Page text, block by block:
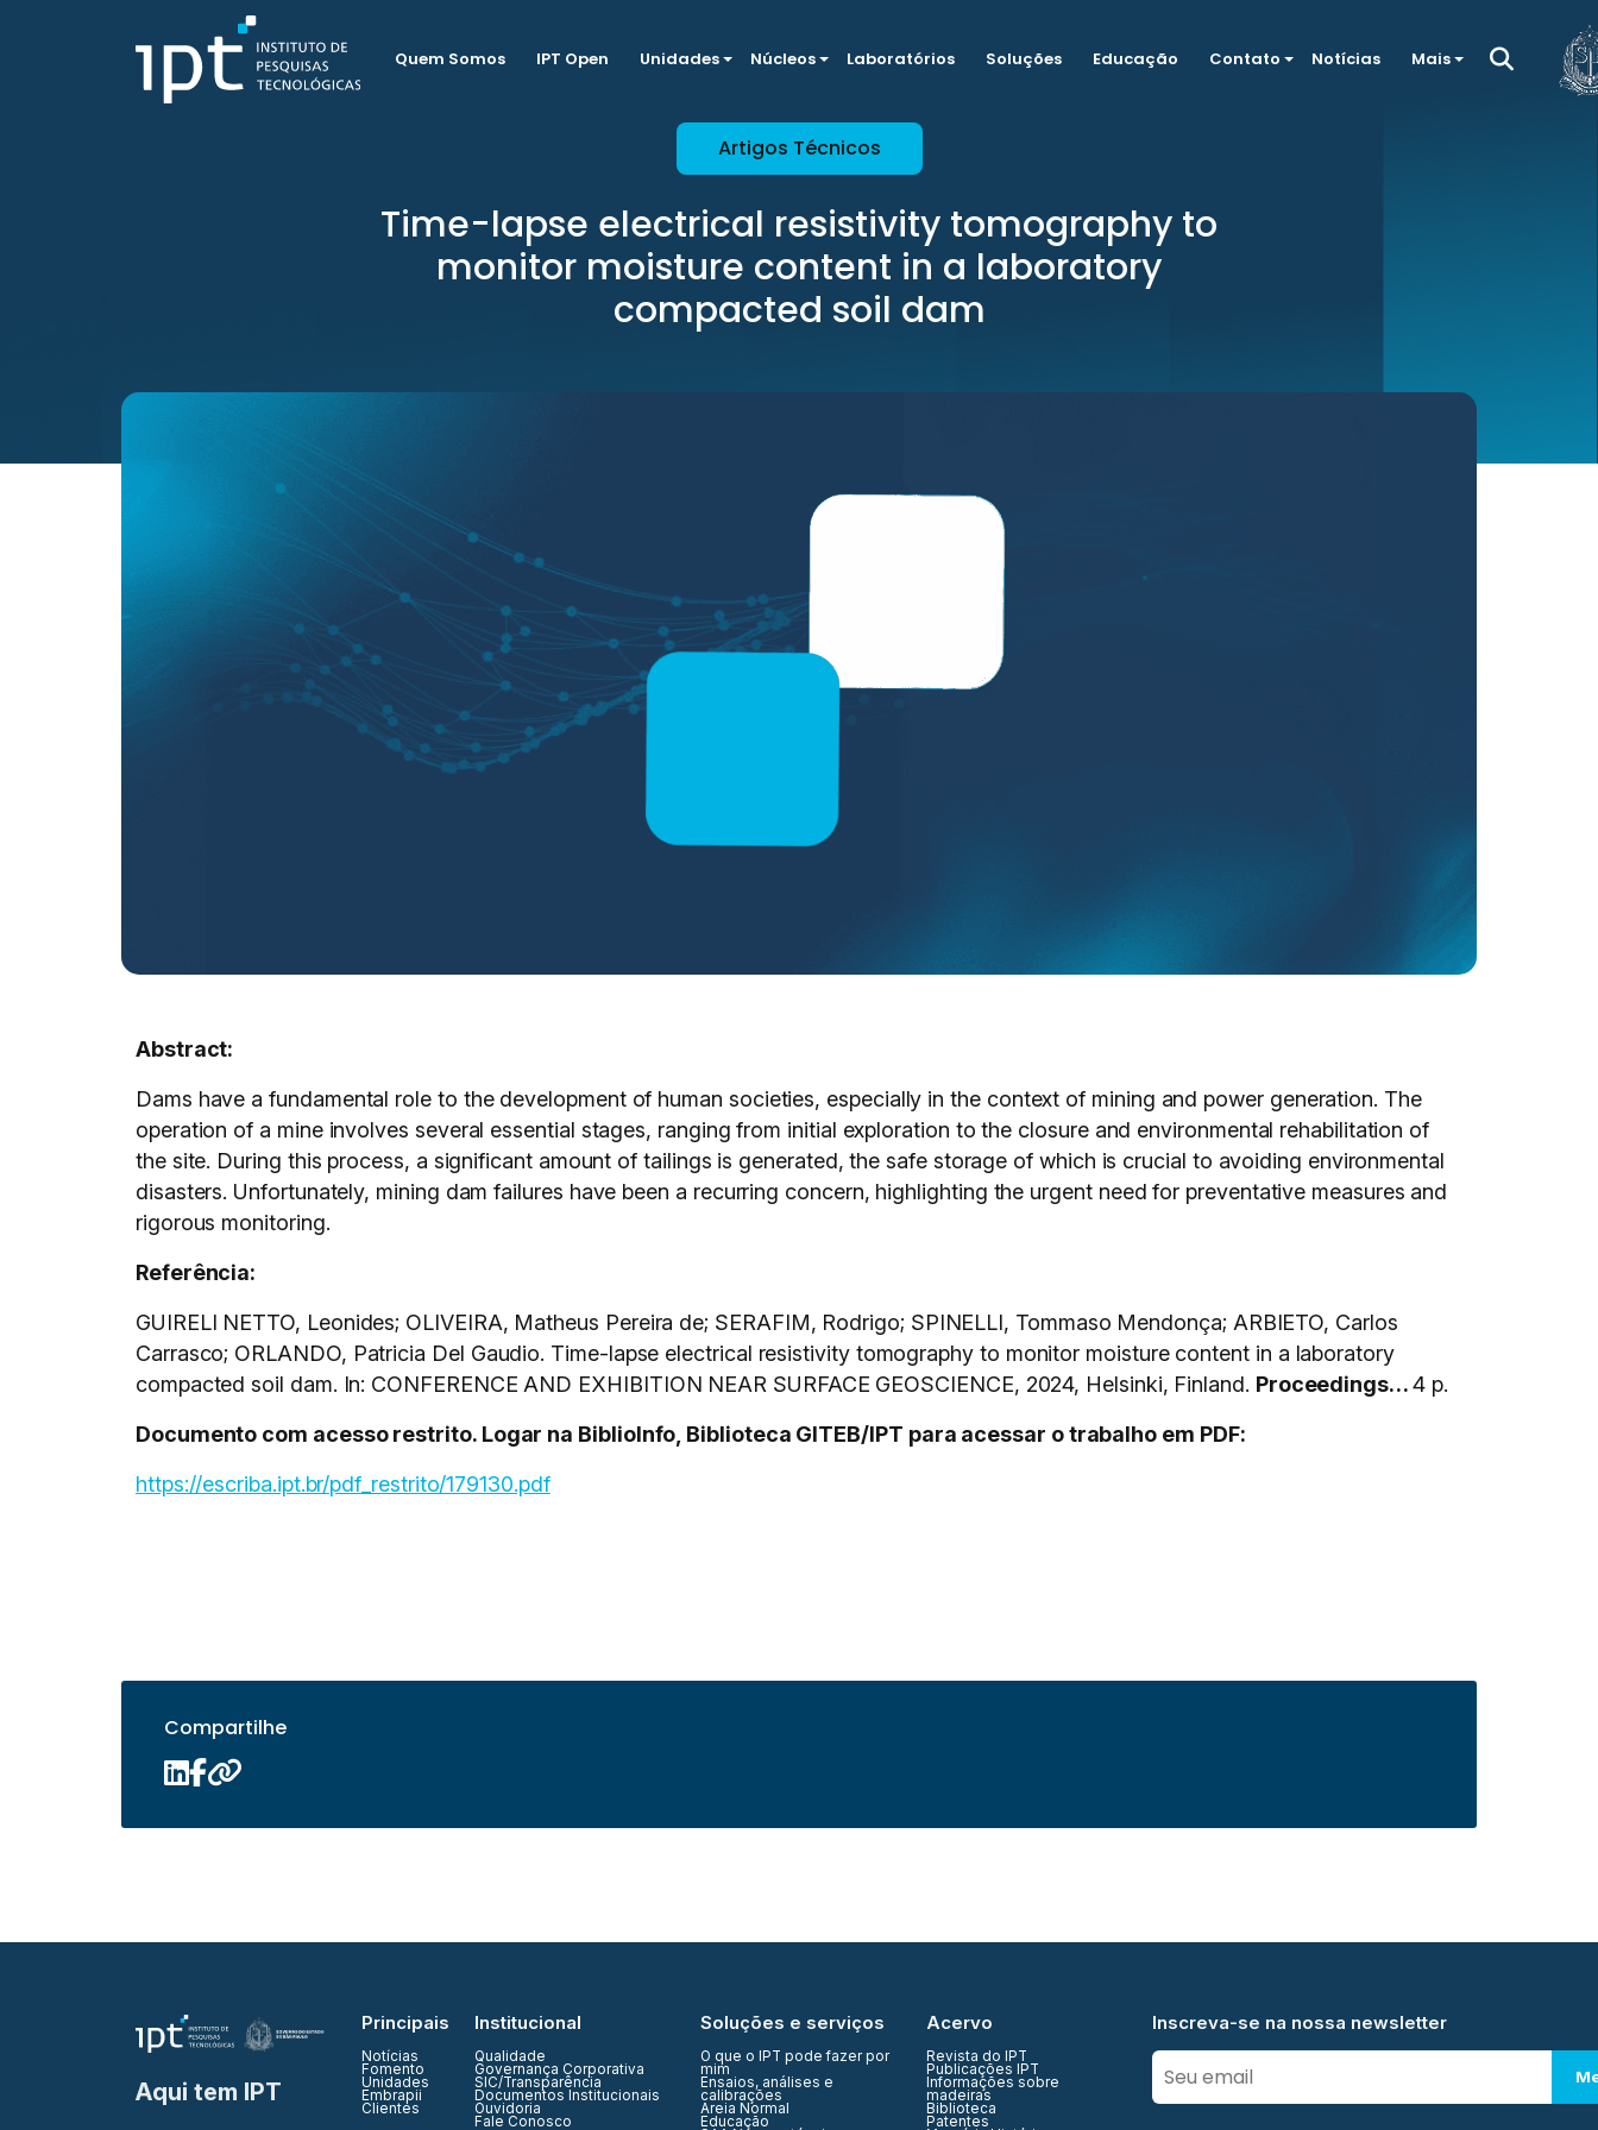
Quem Somos IPT Open Unidades Núcleos Laboratórios Soluções Educação Contato Notícias Mais
Artigos Técnicos
Time-lapse electrical resistivity tomography to
monitor moisture content in a laboratory
compacted soil dam
Abstract:
Dams have a fundamental role to the development of human societies, especially in the context of mining and power generation. The
operation of a mine involves several essential stages, ranging from initial exploration to the closure and environmental rehabilitation of
the site. During this process, a significant amount of tailings is generated, the safe storage of which is crucial to avoiding environmental
disasters. Unfortunately, mining dam failures have been a recurring concern, highlighting the urgent need for preventative measures and
rigorous monitoring.
Referência:
GUIRELI NETTO, Leonides; OLIVEIRA, Matheus Pereira de; SERAFIM, Rodrigo; SPINELLI, Tommaso Mendonça; ARBIETO, Carlos
Carrasco; ORLANDO, Patricia Del Gaudio. Time-lapse electrical resistivity tomography to monitor moisture content in a laboratory
compacted soil dam. In: CONFERENCE AND EXHIBITION NEAR SURFACE GEOSCIENCE, 2024, Helsinki, Finland. Proceedings…4 p.
Documento com acesso restrito. Logar na BiblioInfo, Biblioteca GITEB/IPT para acessar o trabalho em PDF:
https://escriba.ipt.br/pdf_restrito/179130.pdf
Compartilhe
Aqui tem IPT
Principais
Notícias
Fomento
Unidades
Embrapii
Clientes
Institucional
Qualidade
Governança Corporativa
SIC/Transparência
Documentos Institucionais
Ouvidoria
Fale Conosco
Soluções e serviços
O que o IPT pode fazer por
mim
Ensaios, análises e
calibrações
Areia Normal
Educação
Acervo
Revista do IPT
Publicações IPT
Informações sobre
madeiras
Biblioteca
Patentes
Inscreva-se na nossa newsletter